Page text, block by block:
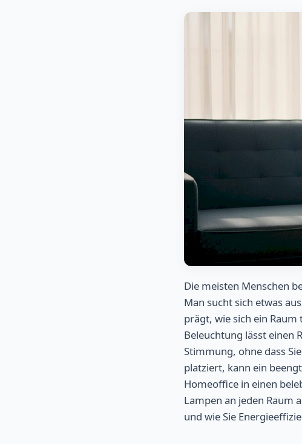
Die meisten Menschen
Man sucht sich etwas
prägt, wie sich ein
Beleuchtung lässt einen
Stimmung, ohne dass
platziert, kann ein
Homeoffice in einen
Lampen an jeden Raum
und wie Sie